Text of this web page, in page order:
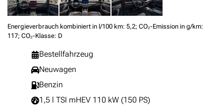
Energieverbrauch kombiniert in l/100 km: 5,2; CO₂-Emission in g/km:
117; CO₂-Klasse: D
Bestellfahrzeug
Neuwagen
Benzin
1,5 l TSI mHEV 110 kW (150 PS)